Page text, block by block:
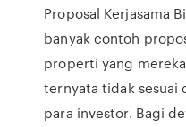
Proposal Kerjasama
banyak contoh
properti yang
ternyata tidak sesuai
para investor. Bagi